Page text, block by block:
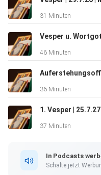
31 Minuten
46 Minuten
36 Minuten
37 Minuten
In Podcasts
Schalte jetzt